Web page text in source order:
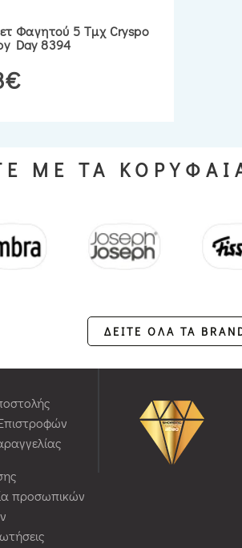
Φαγητού 5 Τμχ Cryspo
Day 8394
ΜΕ ΤΑ
ΔΕΙΤΕ ΟΛΑ ΤΑ
προσωπικών